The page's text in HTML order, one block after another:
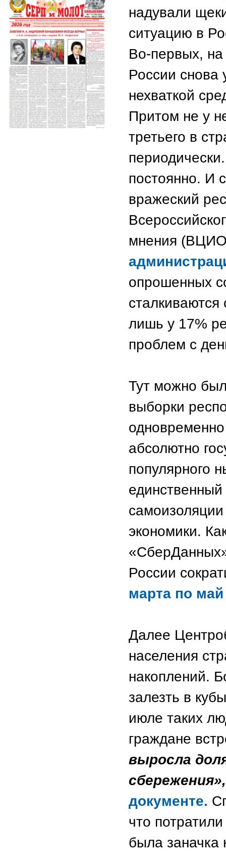
надували
ситуацию в
Во-первых, на
России снова
нехваткой
Притом не у
третьего в
постоянно. И
вражеский
мнения
опрошенных
лишь у 17%
проблем с
Тут можно
выборки
абсолютно
популярного
экономики.
России
марта по май
Далее
населения
накоплений.
залезть в
июле таких
граждане
выросла
документе.
что
была заначка